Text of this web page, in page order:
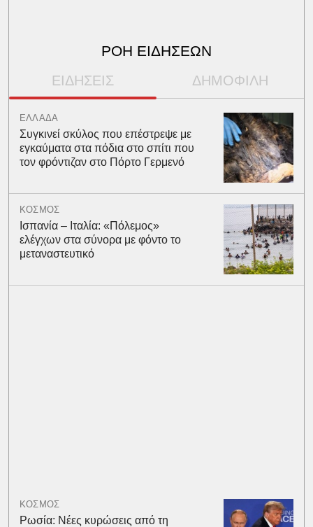
ΡΟΗ ΕΙΔΗΣΕΩΝ
ΕΙΔΗΣΕΙΣ ΔΗΜΟΦΙΛΗ
ΕΛΛΑΔΑ
Συγκινεί σκύλος που επέστρεψε με
εγκαύματα στα πόδια στο σπίτι που
τον φρόντιζαν στο Πόρτο Γερμενό
ΚΟΣΜΟΣ
Ισπανία – Ιταλία: «Πόλεμος»
ελέγχων στα σύνορα με φόντο το
μεταναστευτικό
ΚΟΣΜΟΣ
Ρωσία: Νέες κυρώσεις από τη